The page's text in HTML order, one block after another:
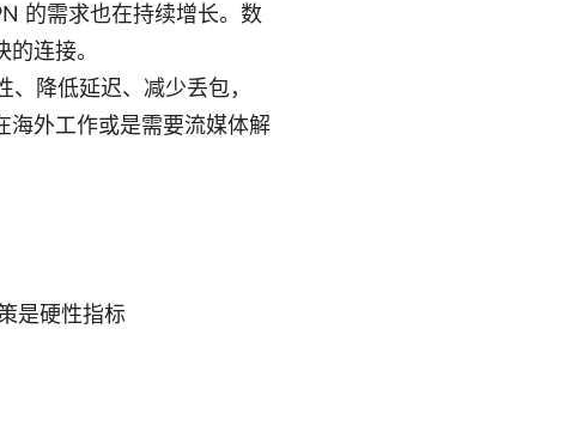
的需求也在持续增长。数
连接。
降低延迟、减少丢包，
海外工作或是需要流媒体解
是硬性指标